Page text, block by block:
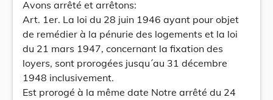
Avons arrêté et arrêtons:
Art. 1er. La loi du 28 juin 1946 ayant pour objet
de remédier à la pénurie des logements et la loi
du 21 mars 1947, concernant la fixation des
loyers, sont prorogées jusqu´au 31 décembre
1948 inclusivement.
Est prorogé à la même date Notre arrêté du 24